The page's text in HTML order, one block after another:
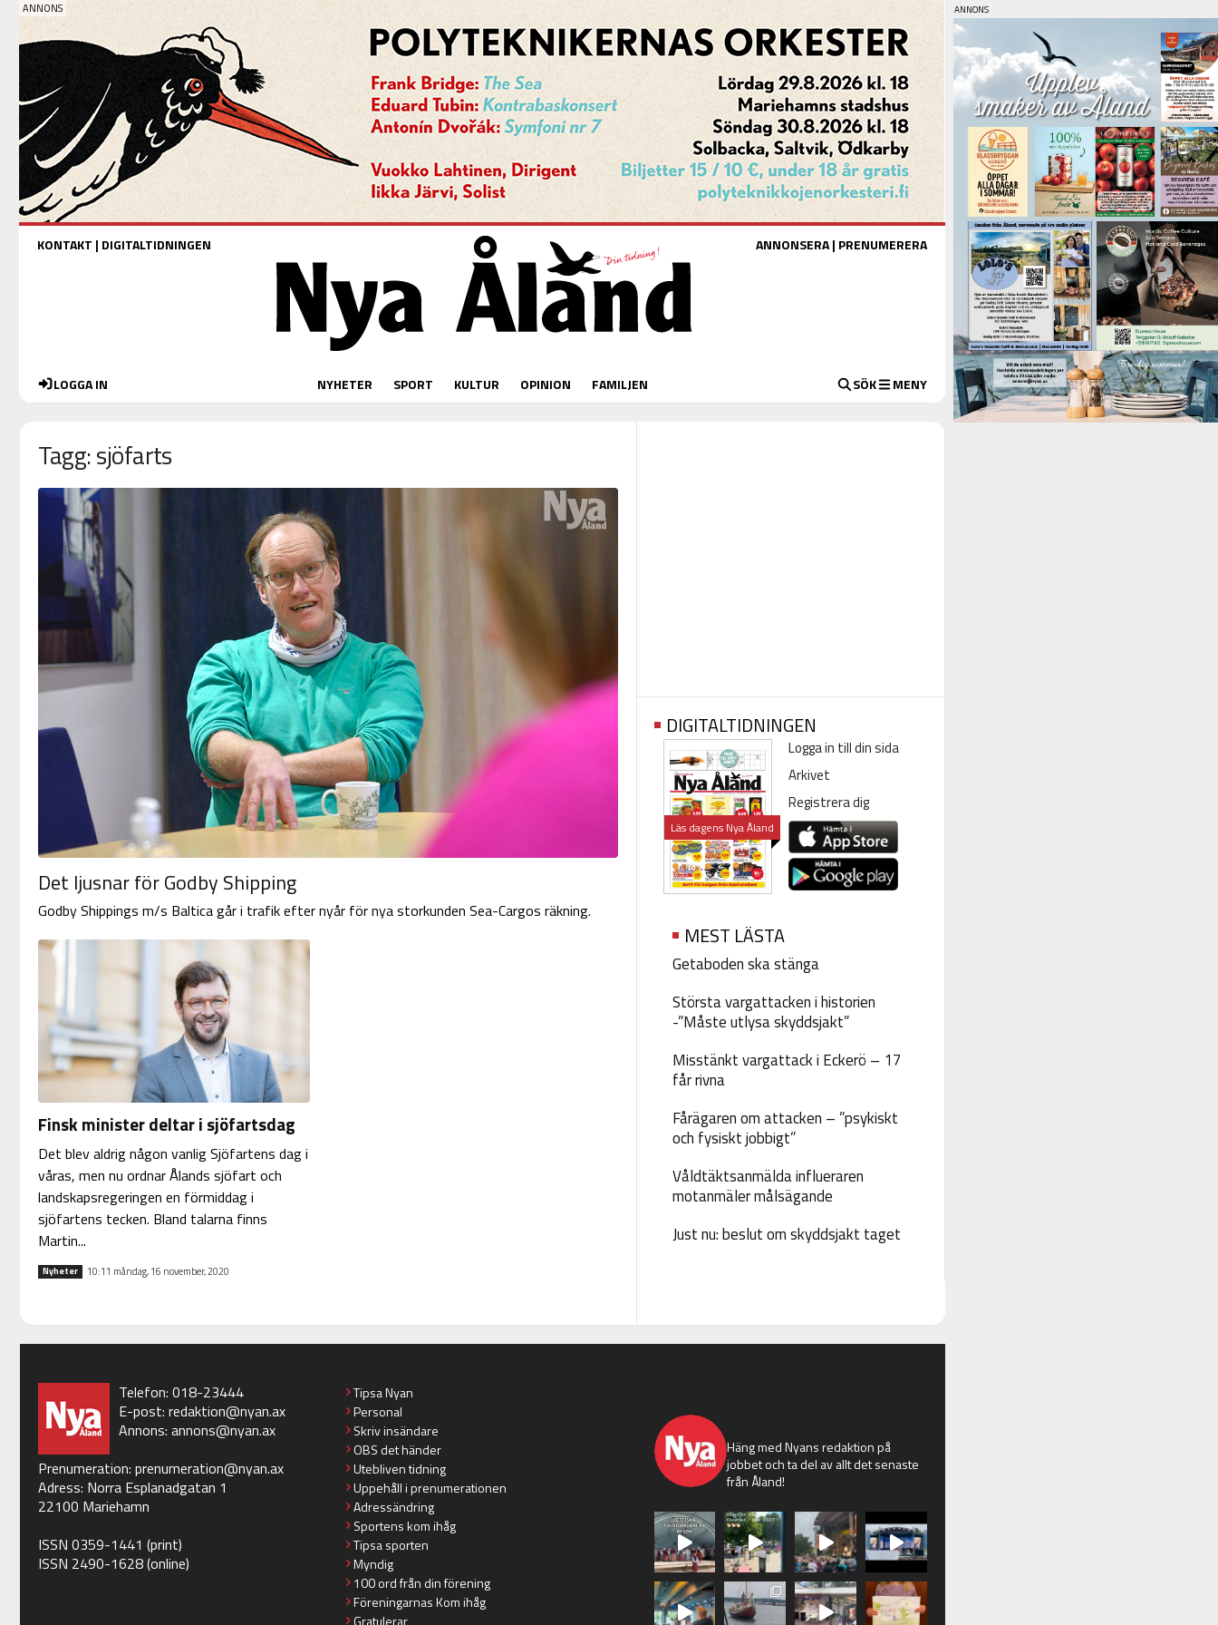
KONTAKT | DIGITALTIDNINGEN ANNONSERA| PRENUMERERA
LOGGA IN NYHETER SPORT KULTUR OPINION FAMILJEN SÖK MENY
Tagg: sjöfarts
Det ljusnar för Godby Shipping
Godby Shippings m/s Baltica går i trafik efter nyår för nya storkunden Sea-Cargos räkning.
Finsk minister deltar i sjöfartsdag
Det blev aldrig någon vanlig Sjöfartens dag i
våras, men nu ordnar Ålands sjöfart och
landskapsregeringen en förmiddag i
sjöfartens tecken. Bland talarna finns
Martin...
Nyheter 10:11 måndag, 16 november, 2020
DIGITALTIDNINGEN
Läs dagens Nya Åland
Logga in till din sida
Arkivet
Registrera dig
MEST LÄSTA
Getaboden ska stänga
Största vargattacken i historien
-”Måste utlysa skyddsjakt”
Misstänkt vargattack i Eckerö – 17
får rivna
Fårägaren om attacken – ”psykiskt
och fysiskt jobbigt”
Våldtäktsanmälda influeraren
motanmäler målsägande
Just nu: beslut om skyddsjakt taget
Telefon: 018-23444
E-post: redaktion@nyan.ax
Annons: annons@nyan.ax
Prenumeration: prenumeration@nyan.ax
Adress: Norra Esplanadgatan 1
22100 Mariehamn
ISSN 0359-1441 (print)
ISSN 2490-1628 (online)
Tipsa Nyan
Personal
Skriv insändare
OBS det händer
Utebliven tidning
Uppehåll i prenumerationen
Adressändring
Sportens kom ihåg
Tipsa sporten
Myndig
100 ord från din förening
Föreningarnas Kom ihåg
Gratulerar
Häng med Nyans redaktion på
jobbet och ta del av allt det senaste
från Åland!